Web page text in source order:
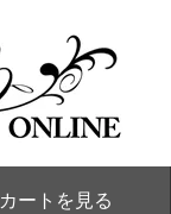
カートを見る